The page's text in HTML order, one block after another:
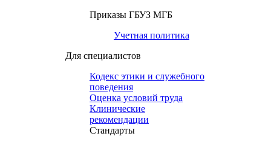
Приказы ГБУЗ МГБ
Учетная политика
Для специалистов
Кодекс этики и служебного
поведения
Оценка условий труда
Клинические
рекомендации
Cтандарты